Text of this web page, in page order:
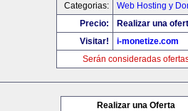
Categorias:
Web Hosting y
Precio:
Realizar una
Visitar!
i-monetize.com
Serán consideradas
Realizar una Oferta